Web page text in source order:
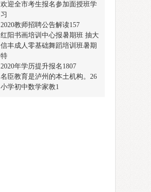
欢迎全市考生报名参加面授班学
习
2020教师招聘公告解读157
红阳书画培训中心报暑期班 抽大
信丰成人零基础舞蹈培训班暑期
特
2020年学历提升报名1807
名臣教育是泸州的本土机构。26
小学初中数学家教1